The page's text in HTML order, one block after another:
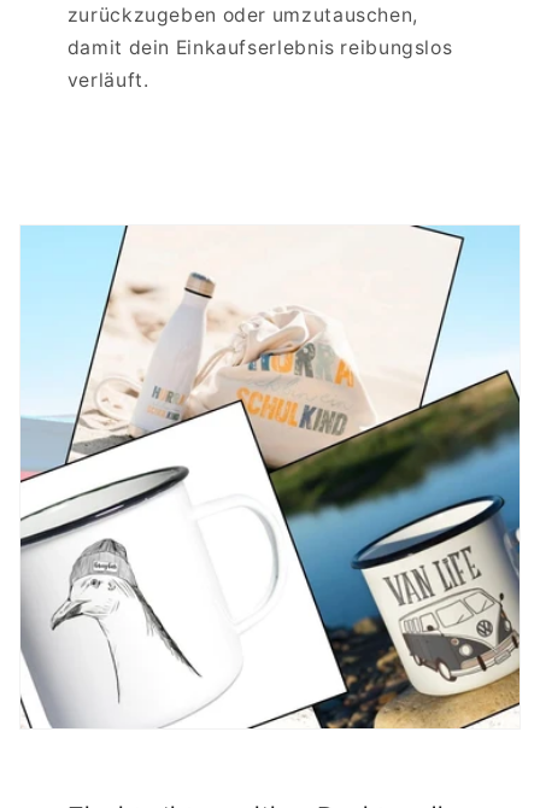
zurückzugeben oder umzutauschen,
damit dein Einkaufserlebnis reibungslos
verläuft.